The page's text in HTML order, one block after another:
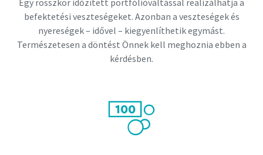
befektetési veszteségeket. Azonban a veszteségek és
nyereségek – idővel – kiegyenlíthetik egymást.
Természetesen a döntést Önnek kell meghoznia ebben a
kérdésben.